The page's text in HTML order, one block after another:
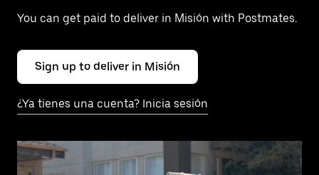
You can get paid to deliver in Misión with Postmates.
Sign up to deliver in Misión
¿Ya tienes una cuenta? Inicia sesión